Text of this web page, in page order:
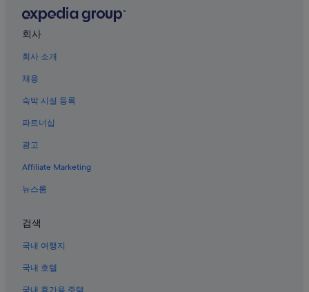
보니파시오 하이 스트리트 근처 호텔
마카티의 카지노 호텔
필리핀 주식거래소 근처 호텔
타기그의 3성급 호텔
보니파시오 글로벌 시티의 허니문 리조트 및 호텔
타기그 호텔
보니파시오 글로벌 시티의 수영장이 있는 호텔
보니파시오 글로벌 시티의 스파가 있는 리조트 및 호텔
다스마리나스 빌리지 호텔
마카티의 사우나가 있는 호텔
보니파시오 글로벌 시티의 간이 주방이 있는 호텔
타기그의 4성급 호텔
마카티의 발코니가 있는 호텔
회사
회사 소개
채용
숙박 시설 등록
파트너십
광고
Affiliate Marketing
뉴스룸
검색
국내 여행지
국내 호텔